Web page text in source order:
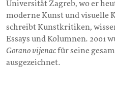
Universität Zagreb, wo er
moderne Kunst und visuelle
schreibt Kunstkritiken,
Essays und Kolumnen. 2001
Gorano vijenacfür seine
ausgezeichnet.